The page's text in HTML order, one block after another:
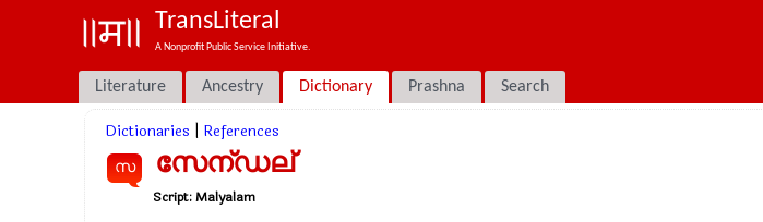
TransLiteral
A Nonprofit Public Service Initiative.
Literature Ancestry Dictionary Prashna Search
Dictionaries References
സ സേന്ഡല്
Script:Malyalam